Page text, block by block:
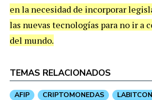
en la necesidad de incorporar
las nuevas tecnologías para no ir a
del mundo.
TEMAS RELACIONADOS
AFIP CRIPTOMONEDAS